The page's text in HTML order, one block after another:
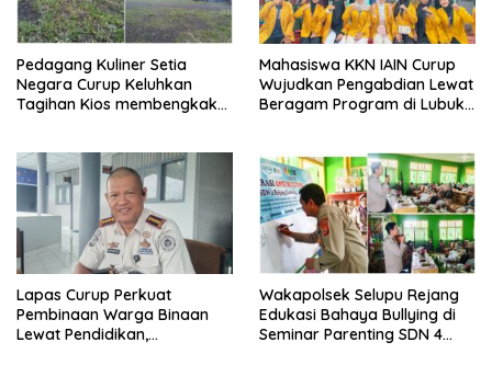
Pedagang Kuliner Setia
Negara Curup Keluhkan
Tagihan Kios membengkak
Mahasiswa KKN IAIN Curup
Wujudkan Pengabdian Lewat
Beragam Program di Lubuk
Lapas Curup Perkuat
Pembinaan Warga Binaan
Lewat Pendidikan,
Wakapolsek Selupu Rejang
Edukasi Bahaya Bullying di
Seminar Parenting SDN 4